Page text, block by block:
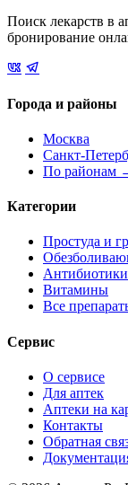
Поиск лекарств в
бронирование
Города и районы
Москва
Санкт-
По районам
Категории
Простуда и
Антибиотики
Витамины
Все
Сервис
О сервисе
Для аптек
Аптеки на
Контакты
Обратная